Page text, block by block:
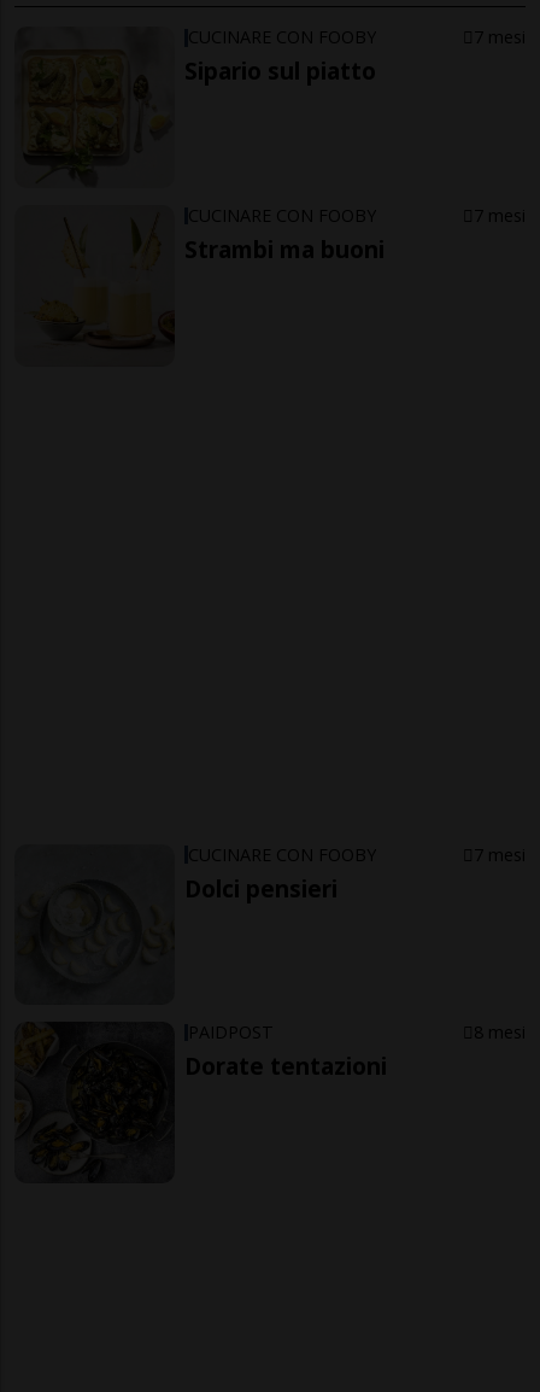
CUCINARE CON FOOBY 7 mesi
Sipario sul piatto
CUCINARE CON FOOBY 7 mesi
Strambi ma buoni
CUCINARE CON FOOBY 7 mesi
Dolci pensieri
PAIDPOST 8 mesi
Dorate tentazioni